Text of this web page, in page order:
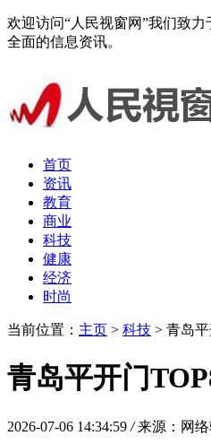
欢迎访问“人民视窗网”我们致
全面的信息资讯。
首页
资讯
教育
商业
科技
健康
经济
时尚
当前位置： 主页 > 科技 > 青岛
青岛平开门
2026-07-06 14:34:59 / 来源：网